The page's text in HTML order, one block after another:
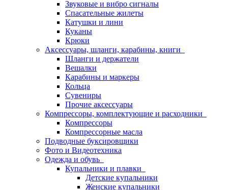
Звуковые и вибро сигналы
Спасательные жилеты
Катушки и лини
Куканы
Крюки
Аксессуары, шланги, карабины, книги
Шланги и держатели
Вешалки
Карабины и маркеры
Кольца
Сувениры
Прочие аксессуары
Компрессоры, комплектующие и расходники
Компрессоры
Компрессорные масла
Подводные буксировщики
Фото и Видеотехника
Одежда и обувь
Купальники и плавки
Детские купальники
Женские купальники